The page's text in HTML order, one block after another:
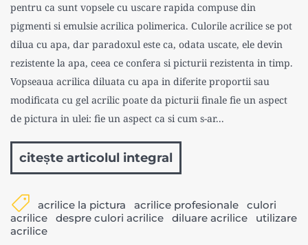
pentru ca sunt vopsele cu uscare rapida compuse din
pigmenti si emulsie acrilica polimerica. Culorile acrilice se pot
dilua cu apa, dar paradoxul este ca, odata uscate, ele devin
rezistente la apa, ceea ce confera si picturii rezistenta in timp.
Vopseaua acrilica diluata cu apa in diferite proportii sau
modificata cu gel acrilic poate da picturii finale fie un aspect
de pictura in ulei: fie un aspect ca si cum s-ar...
citește articolul integral
acrilice la pictura acrilice profesionale
culori
acrilice
despre culori acrilice diluare acrilice
utilizare
acrilice